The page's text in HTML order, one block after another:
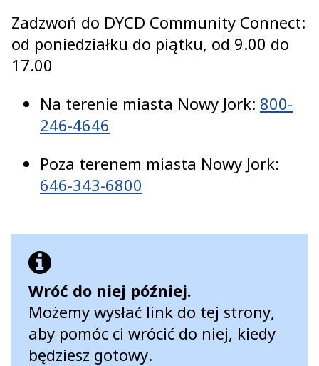
Zadzwoń do DYCD Community Connect:
od poniedziałku do piątku, od 9.00 do
17.00
Na terenie miasta Nowy Jork: 800-
246-4646
Poza terenem miasta Nowy Jork:
646-343-6800
Wróć do niej później.
Możemy wysłać link do tej strony,
aby pomóc ci wrócić do niej, kiedy
będziesz gotowy.